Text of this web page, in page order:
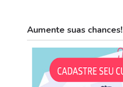
Aumente suas chances!